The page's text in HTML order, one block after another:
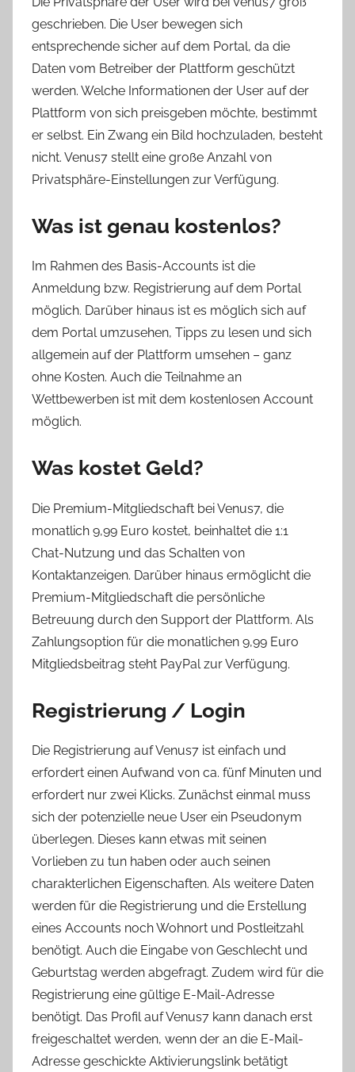
geschrieben. Die User bewegen sich
entsprechende sicher auf dem Portal, da die
Daten vom Betreiber der Plattform geschützt
werden. Welche Informationen der User auf der
Plattform von sich preisgeben möchte, bestimmt
er selbst. Ein Zwang ein Bild hochzuladen, besteht
nicht. Venus7 stellt eine große Anzahl von
Privatsphäre-Einstellungen zur Verfügung.
Was ist genau kostenlos?
Im Rahmen des Basis-Accounts ist die
Anmeldung bzw. Registrierung auf dem Portal
möglich. Darüber hinaus ist es möglich sich auf
dem Portal umzusehen, Tipps zu lesen und sich
allgemein auf der Plattform umsehen – ganz
ohne Kosten. Auch die Teilnahme an
Wettbewerben ist mit dem kostenlosen Account
möglich.
Was kostet Geld?
Die Premium-Mitgliedschaft bei Venus7, die
monatlich 9,99 Euro kostet, beinhaltet die 1:1
Chat-Nutzung und das Schalten von
Kontaktanzeigen. Darüber hinaus ermöglicht die
Premium-Mitgliedschaft die persönliche
Betreuung durch den Support der Plattform. Als
Zahlungsoption für die monatlichen 9,99 Euro
Mitgliedsbeitrag steht PayPal zur Verfügung.
Registrierung / Login
Die Registrierung auf Venus7 ist einfach und
erfordert einen Aufwand von ca. fünf Minuten und
erfordert nur zwei Klicks. Zunächst einmal muss
sich der potenzielle neue User ein Pseudonym
überlegen. Dieses kann etwas mit seinen
Vorlieben zu tun haben oder auch seinen
charakterlichen Eigenschaften. Als weitere Daten
werden für die Registrierung und die Erstellung
eines Accounts noch Wohnort und Postleitzahl
benötigt. Auch die Eingabe von Geschlecht und
Geburtstag werden abgefragt. Zudem wird für die
Registrierung eine gültige E-Mail-Adresse
benötigt. Das Profil auf Venus7 kann danach erst
freigeschaltet werden, wenn der an die E-Mail-
Adresse geschickte Aktivierungslink betätigt